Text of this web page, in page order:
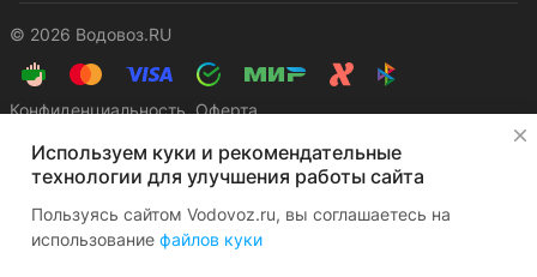
© 2026 Водовоз.RU
КонфиденциальностьОферта
Используем куки и рекомендательные
технологии для улучшения работы сайта
Пользуясь сайтом Vodovoz.ru, вы соглашаетесь на
использование файлов куки